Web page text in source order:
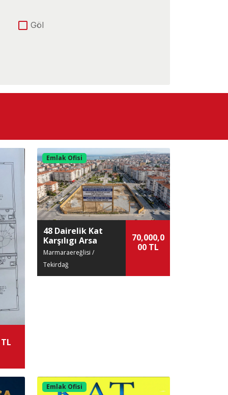
Göl
Emlak Ofisi
48 Dairelik Kat
Karşılıgı Arsa
Marmaraereğlisi /
Tekirdağ
70,000,0
00 TL
Emlak Ofisi